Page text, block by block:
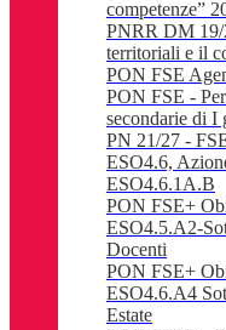
competenze”
PNRR DM 19/
territoriali e il
PON FSE
PON FSE -
secondarie di I
PN 21/27 -
ESO4.6,
ESO4.6.1A.B
PON FSE+
ESO4.5.A2-
Docenti
PON FSE+
ESO4.6.A4
Estate